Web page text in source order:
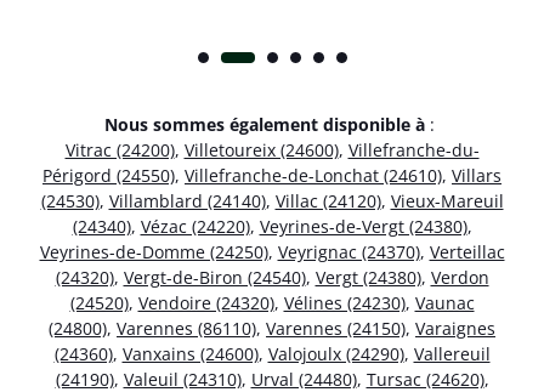
Nous sommes également disponible à :
Vitrac (24200), Villetoureix (24600), Villefranche-du-
Périgord (24550), Villefranche-de-Lonchat (24610), Villars
(24530), Villamblard (24140), Villac (24120), Vieux-Mareuil
(24340), Vézac (24220), Veyrines-de-Vergt (24380),
Veyrines-de-Domme (24250), Veyrignac (24370), Verteillac
(24320), Vergt-de-Biron (24540), Vergt (24380), Verdon
(24520), Vendoire (24320), Vélines (24230), Vaunac
(24800), Varennes (86110), Varennes (24150), Varaignes
(24360), Vanxains (24600), Valojoulx (24290), Vallereuil
(24190), Valeuil (24310), Urval (24480), Tursac (24620),